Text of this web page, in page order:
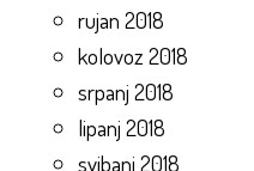
rujan 2018
kolovoz 2018
srpanj 2018
lipanj 2018
svibanj 2018